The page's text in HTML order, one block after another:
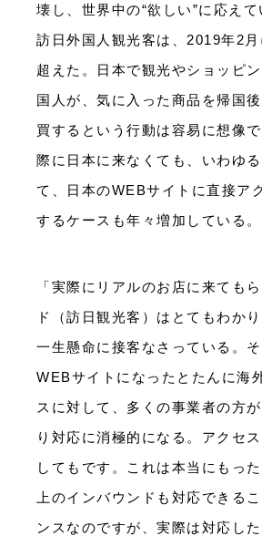
壊し、世界中の“欲しい”に応えて
訪日外国人観光客は、2019年2
超えた。日本で観光やショッピ
国人が、気に入った商品を帰国
買するという行動は容易に想像
際に日本に来なくても、いわゆ
て、日本のWEBサイトに直接ア
するケースも年々増加している。
「実際にリアルのお店に来ても
ド（訪日観光客）はとてもわか
一生懸命に接客なさっている。
WEBサイトになったとたんに海
スに対して、多くの事業者の方
り対応に消極的になる。アクセ
してもです。これは本当にもっ
上のインバウンドも対応できる
ンスなのですが、実際は対応し